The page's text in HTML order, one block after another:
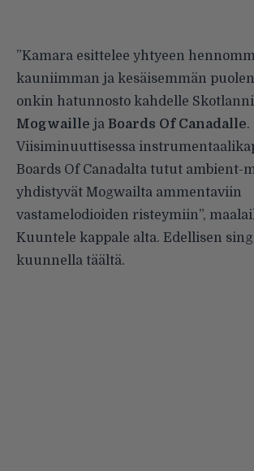
”Kamara esittelee yhtyeen
kauniimman ja kesäisemmän
onkin hatunnosto kahdelle
Mogwaille ja Boards Of Canadalle.
Viisiminuuttisessa
Boards Of Canadalta tutut ambient-
yhdistyvät Mogwailta ammentaviin
vastamelodioiden risteymiin”,
Kuuntele kappale alta. Edellisen
kuunnella täältä.